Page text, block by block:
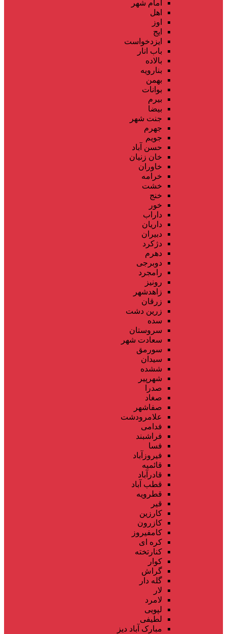
امام شهر
اهل
اوز
ایج
ایزدخواست
باب انار
بالاده
بنارویه
بهمن
بوانات
بیرم
بیضا
جنت شهر
جهرم
جویم
حسن آباد
خان زنیان
خاوران
خرامه
خشت
خنج
خور
داراب
داریان
دبیران
دژکرد
دهرم
دوبرجی
رامجرد
رونیز
زاهدشهر
زرقان
زرین دشت
سده
سروستان
سعادت شهر
سورمق
سیدان
ششده
شهرپیر
صدرا
صغاد
صفاشهر
علامرودشت
فدامی
فراشبند
فسا
فیروزآباد
قائمیه
قادرآباد
قطب آباد
قطرویه
قیر
کارزین
کازرون
کامفیروز
کره ای
کنارتخته
کوار
گراش
گله دار
لار
لامرد
لپویی
لطیفی
مبارک آباد دیز